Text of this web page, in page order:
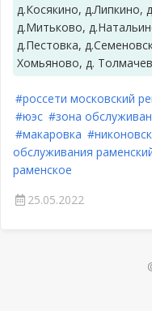
д.Косякино, д.Липкино,
д.Митьково,
д.Пестовка,
Хомьяново, д.
#россети московский
#юэс #зона
#макаровка
обслуживания
раменское
25.05.2022